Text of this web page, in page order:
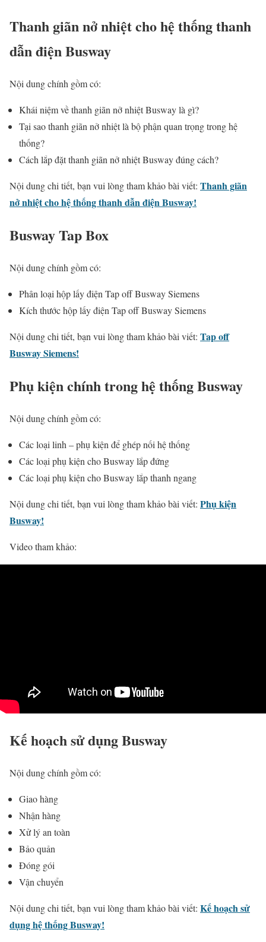
Thanh giãn nở nhiệt cho hệ thống thanh
dẫn điện Busway
Nội dung chính gồm có:
Khái niệm về thanh giãn nở nhiệt Busway là gì?
Tại sao thanh giãn nở nhiệt là bộ phận quan trọng trong hệ
thống?
Cách lắp đặt thanh giãn nở nhiệt Busway đúng cách?
Nội dung chi tiết, bạn vui lòng tham khảo bài viết: Thanh giãn
nở nhiệt cho hệ thống thanh dẫn điện Busway!
Busway Tap Box
Nội dung chính gồm có:
Phân loại hộp lấy điện Tap off Busway Siemens
Kích thước hộp lấy điện Tap off Busway Siemens
Nội dung chi tiết, bạn vui lòng tham khảo bài viết: Tap off
Busway Siemens!
Phụ kiện chính trong hệ thống Busway
Nội dung chính gồm có:
Các loại linh – phụ kiện để ghép nối hệ thống
Các loại phụ kiện cho Busway lắp đứng
Các loại phụ kiện cho Busway lắp thanh ngang
Nội dung chi tiết, bạn vui lòng tham khảo bài viết: Phụ kiện
Busway!
Video tham khảo:
Kế hoạch sử dụng Busway
Nội dung chính gồm có:
Giao hàng
Nhận hàng
Xử lý an toàn
Bảo quản
Đóng gói
Vận chuyển
Nội dung chi tiết, bạn vui lòng tham khảo bài viết: Kế hoạch sử
dụng hệ thống Busway!